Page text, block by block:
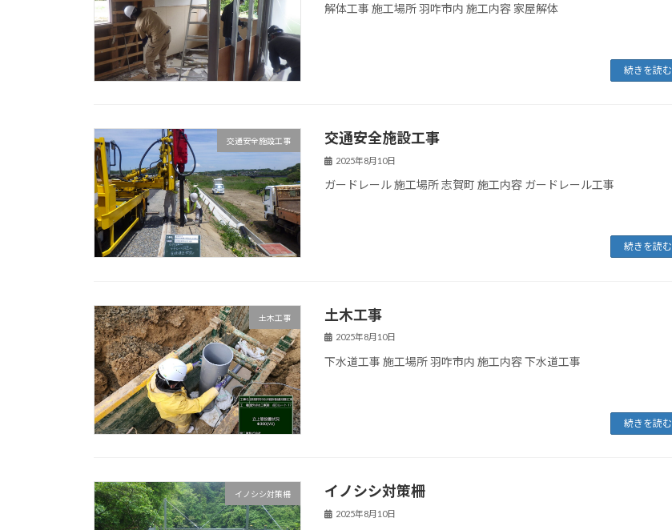
解体工事 施工場所 羽咋市内 施工内容 家屋解体
続きを読む
交通安全施設工事 交通安全施設工事
2025年8月10日
ガードレール 施工場所 志賀町 施工内容 ガードレール工事
続きを読む
土木工事 土木工事
2025年8月10日
下水道工事 施工場所 羽咋市内 施工内容 下水道工事
続きを読む
イノシシ対策柵 イノシシ対策柵
2025年8月10日